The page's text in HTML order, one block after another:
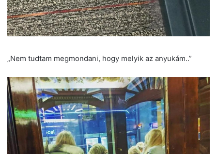
„Nem tudtam megmondani, hogy melyik az anyukám..”